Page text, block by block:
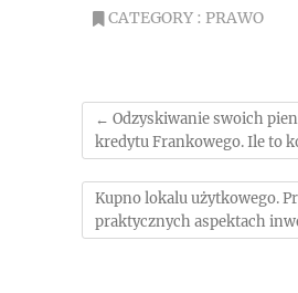
CATEGORY : PRAWO
← Odzyskiwanie swoich
kredytu Frankowego. Ile to
Kupno lokalu użytkowego.
praktycznych aspektach